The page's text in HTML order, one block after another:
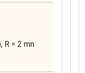
R = 2 mn